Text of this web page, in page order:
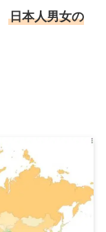
日本人男女の